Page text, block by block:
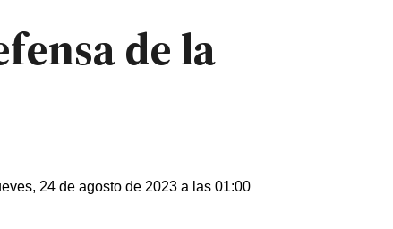
de la
24 de agosto de 2023 a las 01:00